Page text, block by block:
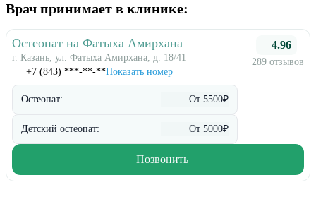
Врач принимает в клинике:
Остеопат на Фатыха Амирхана
г. Казань, ул. Фатыха Амирхана, д. 18/41
+7 (843) ***-**-**Показать номер
4.96
289 отзывов
Остеопат: От 5500₽
Детский остеопат: От 5000₽
Позвонить